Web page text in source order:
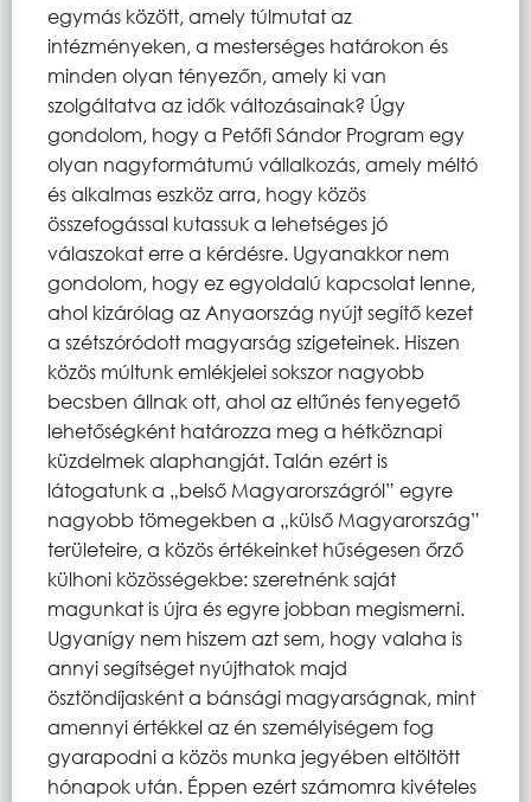
egymás között, amely túlmutat az
intézményeken, a mesterséges határokon és
minden olyan tényezőn, amely ki van
szolgáltatva az idők változásainak? Úgy
gondolom, hogy a Petőfi Sándor Program egy
olyan nagyformátumú vállalkozás, amely méltó
és alkalmas eszköz arra, hogy közös
összefogással kutassuk a lehetséges jó
válaszokat erre a kérdésre. Ugyanakkor nem
gondolom, hogy ez egyoldalú kapcsolat lenne,
ahol kizárólag az Anyaország nyújt segítő kezet
a szétszóródott magyarság szigeteinek. Hiszen
közös múltunk emlékjelei sokszor nagyobb
becsben állnak ott, ahol az eltűnés fenyegető
lehetőségként határozza meg a hétköznapi
küzdelmek alaphangját. Talán ezért is
látogatunk a „belső Magyarországról” egyre
nagyobb tömegekben a „külső Magyarország”
területeire, a közös értékeinket hűségesen őrző
külhoni közösségekbe: szeretnénk saját
magunkat is újra és egyre jobban megismerni.
Ugyanígy nem hiszem azt sem, hogy valaha is
annyi segítséget nyújthatok majd
ösztöndíjasként a bánsági magyarságnak, mint
amennyi értékkel az én személyiségem fog
gyarapodni a közös munka jegyében eltöltött
hónapok után. Éppen ezért számomra kivételes